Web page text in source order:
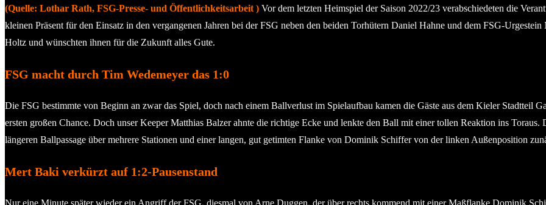
(Quelle: Lothar Rath, FSG-Presse- und Öffentlichkeitsarbeit ) Vor dem letzten Heimspiel der Saison 2022/23 verabschiedeten die
kleinen Präsent für den Einsatz in den vergangenen Jahren bei der FSG neben den beiden Torhütern Daniel Hahne und dem FSG-
Holtz und wünschten ihnen für die Zukunft alles Gute.
FSG macht durch Tim Wedemeyer das 1:0
Die FSG bestimmte von Beginn an zwar das Spiel, doch nach einem Ballverlust im Spielaufbau kamen die Gäste aus dem Kieler Stadtteil
ersten großen Chance. Doch unser Keeper Matthias Balzer ahnte die richtige Ecke und lenkte den Ball mit einer tollen Reaktion ins
längeren Ballpassage über mehrere Stationen und einer langen, gut getimten Flanke von Dominik Schiffer von der linken Außenposition
Mert Baki verkürzt auf 1:2-Pausenstand
Nur eine Minute später wieder ein Angriff der FSG, diesmal von Arne Duggen, der über rechts kommend mit einer Maßflanke Dominik